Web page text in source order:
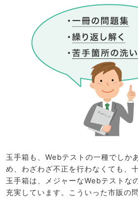
玉手箱も、Webテストの一種でしか
め、わざわざ不正を行わなくても、
玉手箱は、メジャーなWebテストな
充実しています。こういった市販の